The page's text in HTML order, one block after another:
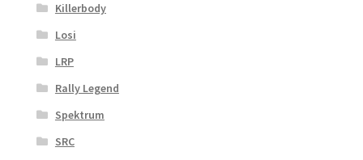
Killerbody
Losi
LRP
Rally Legend
Spektrum
SRC